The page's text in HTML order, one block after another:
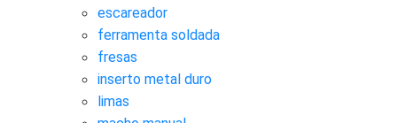
escareador
ferramenta soldada
fresas
inserto metal duro
limas